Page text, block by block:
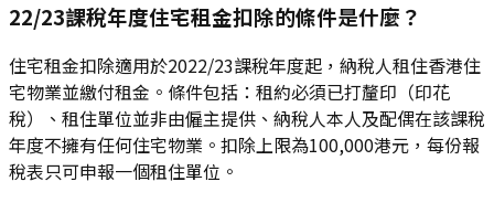
22/23課稅年度住宅租金扣除的條件是什麼？
住宅租金扣除適用於2022/23課稅年度起，納稅人租住香港住
宅物業並繳付租金。條件包括：租約必須已打釐印（印花
稅）、租住單位並非由僱主提供、納稅人本人及配偶在該課稅
年度不擁有任何住宅物業。扣除上限為100,000港元，每份報
稅表只可申報一個租住單位。